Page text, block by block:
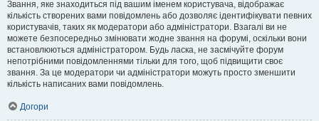
Звання, яке знаходиться під вашим іменем користувача, відображає
кількість створених вами повідомлень або дозволяє ідентифікувати певних
користувачів, таких як модератори або адміністратори. Взагалі ви не
можете безпосередньо змінювати жодне звання на форумі, оскільки вони
встановлюються адміністратором. Будь ласка, не засмічуйте форум
непотрібними повідомленнями тільки для того, щоб підвищити своє
звання. За це модератори чи адміністратори можуть просто зменшити
кількість написаних вами повідомлень.
Догори